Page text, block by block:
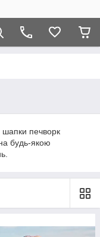
шапки печворк
будь-якою